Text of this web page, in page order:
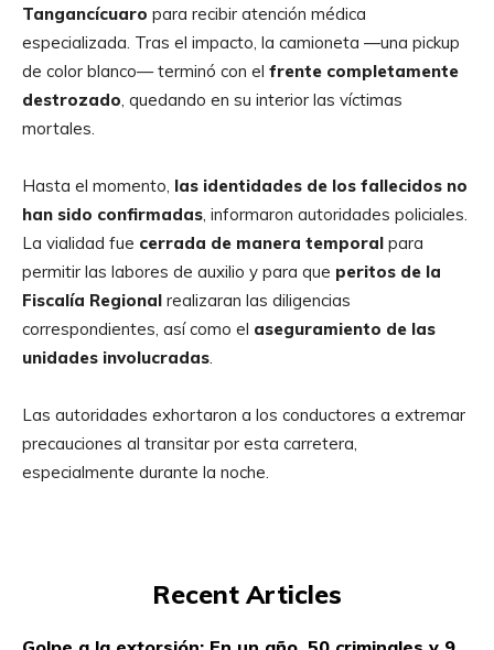
Tangancícuaro para recibir atención médica
especializada. Tras el impacto, la camioneta —una pickup
de color blanco— terminó con el frente completamente
destrozado, quedando en su interior las víctimas
mortales.
Hasta el momento, las identidades de los fallecidos no
han sido confirmadas, informaron autoridades policiales.
La vialidad fue cerrada de manera temporal para
permitir las labores de auxilio y para que peritos de la
Fiscalía Regional realizaran las diligencias
correspondientes, así como el aseguramiento de las
unidades involucradas.
Las autoridades exhortaron a los conductores a extremar
precauciones al transitar por esta carretera,
especialmente durante la noche.
Recent Articles